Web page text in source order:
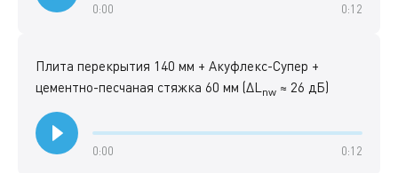
0:00 0:12
Плита перекрытия 140 мм + Акуфлекс-Супер +
цементно-песчаная стяжка 60 мм (ΔL nw ≈ 26 дБ)
0:00 0:12